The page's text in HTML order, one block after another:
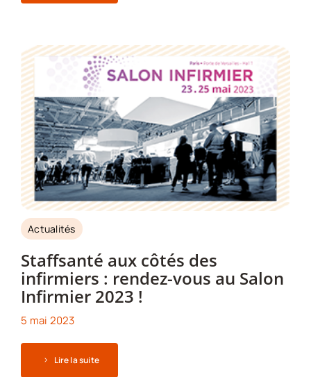
Actualités
Staffsanté aux côtés des
infirmiers : rendez-vous au Salon
Infirmier 2023 !
5 mai 2023
Lire la suite